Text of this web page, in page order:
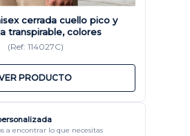
cerrada cuello pico y
transpirable, colores
(Ref: 114027C)
PRODUCTO
a encontrar lo que necesitas